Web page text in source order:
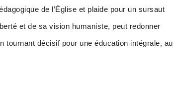
de l’Église et plaide pour un sursaut
et de sa vision humaniste, peut redonner
tournant décisif pour une éducation intégrale, au